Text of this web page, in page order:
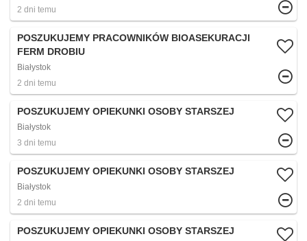
2 dni temu
POSZUKUJEMY PRACOWNIKÓW BIOASEKURACJI
FERM DROBIU
Białystok
2 dni temu
POSZUKUJEMY OPIEKUNKI OSOBY STARSZEJ
Białystok
3 dni temu
POSZUKUJEMY OPIEKUNKI OSOBY STARSZEJ
Białystok
2 dni temu
POSZUKUJEMY OPIEKUNKI OSOBY STARSZEJ